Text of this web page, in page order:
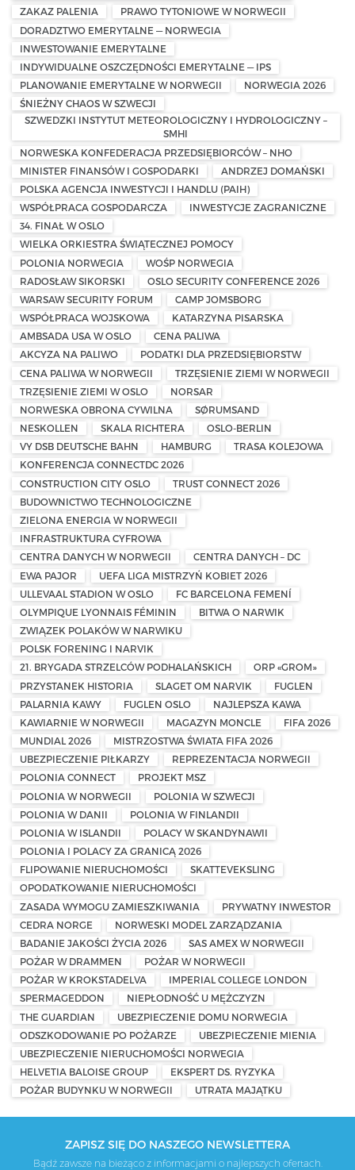
ZAKAZ PALENIA
PRAWO TYTONIOWE W NORWEGII
DORADZTWO EMERYTALNE — NORWEGIA
INWESTOWANIE EMERYTALNE
INDYWIDUALNE OSZCZĘDNOŚCI EMERYTALNE — IPS
PLANOWANIE EMERYTALNE W NORWEGII
NORWEGIA 2026
ŚNIEŻNY CHAOS W SZWECJI
SZWEDZKI INSTYTUT METEOROLOGICZNY I HYDROLOGICZNY –
SMHI
NORWESKA KONFEDERACJA PRZEDSIĘBIORCÓW – NHO
MINISTER FINANSÓW I GOSPODARKI
ANDRZEJ DOMAŃSKI
POLSKA AGENCJA INWESTYCJI I HANDLU (PAIH)
WSPÓŁPRACA GOSPODARCZA
INWESTYCJE ZAGRANICZNE
34. FINAŁ W OSLO
WIELKA ORKIESTRA ŚWIĄTECZNEJ POMOCY
POLONIA NORWEGIA
WOŚP NORWEGIA
RADOSŁAW SIKORSKI
OSLO SECURITY CONFERENCE 2026
WARSAW SECURITY FORUM
CAMP JOMSBORG
WSPÓŁPRACA WOJSKOWA
KATARZYNA PISARSKA
AMBSADA USA W OSLO
CENA PALIWA
AKCYZA NA PALIWO
PODATKI DLA PRZEDSIĘBIORSTW
CENA PALIWA W NORWEGII
TRZĘSIENIE ZIEMI W NORWEGII
TRZĘSIENIE ZIEMI W OSLO
NORSAR
NORWESKA OBRONA CYWILNA
SØRUMSAND
NESKOLLEN
SKALA RICHTERA
OSLO-BERLIN
VY DSB DEUTSCHE BAHN
HAMBURG
TRASA KOLEJOWA
KONFERENCJA CONNECTDC 2026
CONSTRUCTION CITY OSLO
TRUST CONNECT 2026
BUDOWNICTWO TECHNOLOGICZNE
ZIELONA ENERGIA W NORWEGII
INFRASTRUKTURA CYFROWA
CENTRA DANYCH W NORWEGII
CENTRA DANYCH – DC
EWA PAJOR
UEFA LIGA MISTRZYŃ KOBIET 2026
ULLEVAAL STADION W OSLO
FC BARCELONA FEMENÍ
OLYMPIQUE LYONNAIS FÉMININ
BITWA O NARWIK
ZWIĄZEK POLAKÓW W NARWIKU
POLSK FORENING I NARVIK
21. BRYGADA STRZELCÓW PODHALAŃSKICH
ORP «GROM»
PRZYSTANEK HISTORIA
SLAGET OM NARVIK
FUGLEN
PALARNIA KAWY
FUGLEN OSLO
NAJLEPSZA KAWA
KAWIARNIE W NORWEGII
MAGAZYN MONCLE
FIFA 2026
MUNDIAL 2026
MISTRZOSTWA ŚWIATA FIFA 2026
UBEZPIECZENIE PIŁKARZY
REPREZENTACJA NORWEGII
POLONIA CONNECT
PROJEKT MSZ
POLONIA W NORWEGII
POLONIA W SZWECJI
POLONIA W DANII
POLONIA W FINLANDII
POLONIA W ISLANDII
POLACY W SKANDYNAWII
POLONIA I POLACY ZA GRANICĄ 2026
FLIPOWANIE NIERUCHOMOŚCI
SKATTEVEKSLING
OPODATKOWANIE NIERUCHOMOŚCI
ZASADA WYMOGU ZAMIESZKIWANIA
PRYWATNY INWESTOR
CEDRA NORGE
NORWESKI MODEL ZARZĄDZANIA
BADANIE JAKOŚCI ŻYCIA 2026
SAS AMEX W NORWEGII
POŻAR W DRAMMEN
POŻAR W NORWEGII
POŻAR W KROKSTADELVA
IMPERIAL COLLEGE LONDON
SPERMAGEDDON
NIEPŁODNOŚĆ U MĘŻCZYZN
THE GUARDIAN
UBEZPIECZENIE DOMU NORWEGIA
ODSZKODOWANIE PO POŻARZE
UBEZPIECZENIE MIENIA
UBEZPIECZENIE NIERUCHOMOŚCI NORWEGIA
HELVETIA BALOISE GROUP
EKSPERT DS. RYZYKA
POŻAR BUDYNKU W NORWEGII
UTRATA MAJĄTKU
ZAPISZ SIĘ DO NASZEGO NEWSLETTERA
Bądź zawsze na bieżąco z informacjami o najlepszych ofertach.